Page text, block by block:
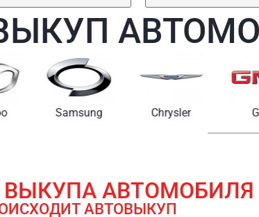
Samsung Chrysler Gmc
ВЫКУПА АВТОМОБИЛЯ
АВТОВЫКУП